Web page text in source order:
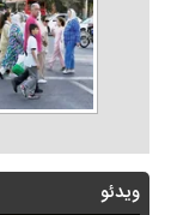
ویدئو